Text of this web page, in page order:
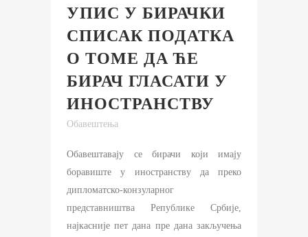
УПИС У БИРАЧКИ
СПИСАК ПОДАТКА
О ТОМЕ ДА ЋЕ
БИРАЧ ГЛАСАТИ У
ИНОСТРАНСТВУ
Обавештења
Обавештавају се бирачи који имају
боравиште у иностранству да преко
дипломатско-конзуларног
представништва Републике Србије,
најкасније пет дана пре дана закључења